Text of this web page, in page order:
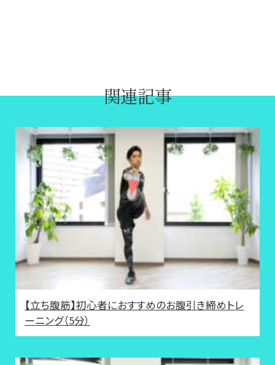
関連記事
【立ち腹筋】初心者におすすめのお腹引き締めトレ
ーニング（5分）